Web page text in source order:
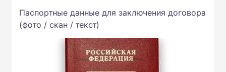
Паспортные данные для заключения договора
(фото / скан / текст)